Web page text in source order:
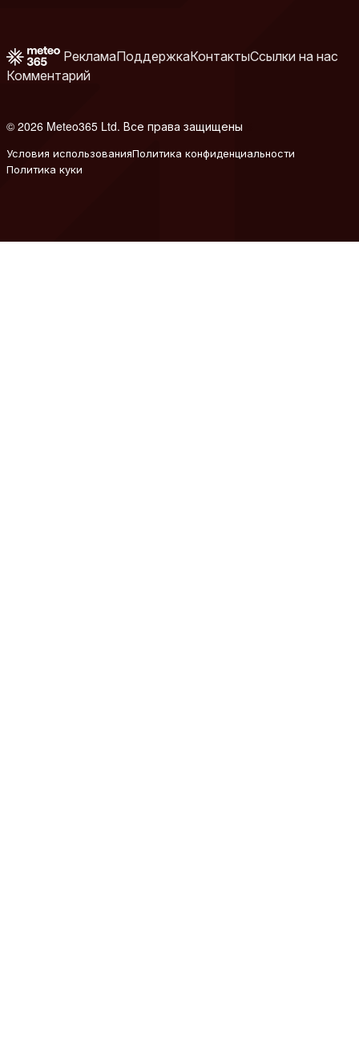
РекламаПоддержкаКонтактыСсылки на нас
Комментарий
© 2026 Meteo365 Ltd. Все права защищены
Условия использованияПолитика конфиденциальности
Политика куки